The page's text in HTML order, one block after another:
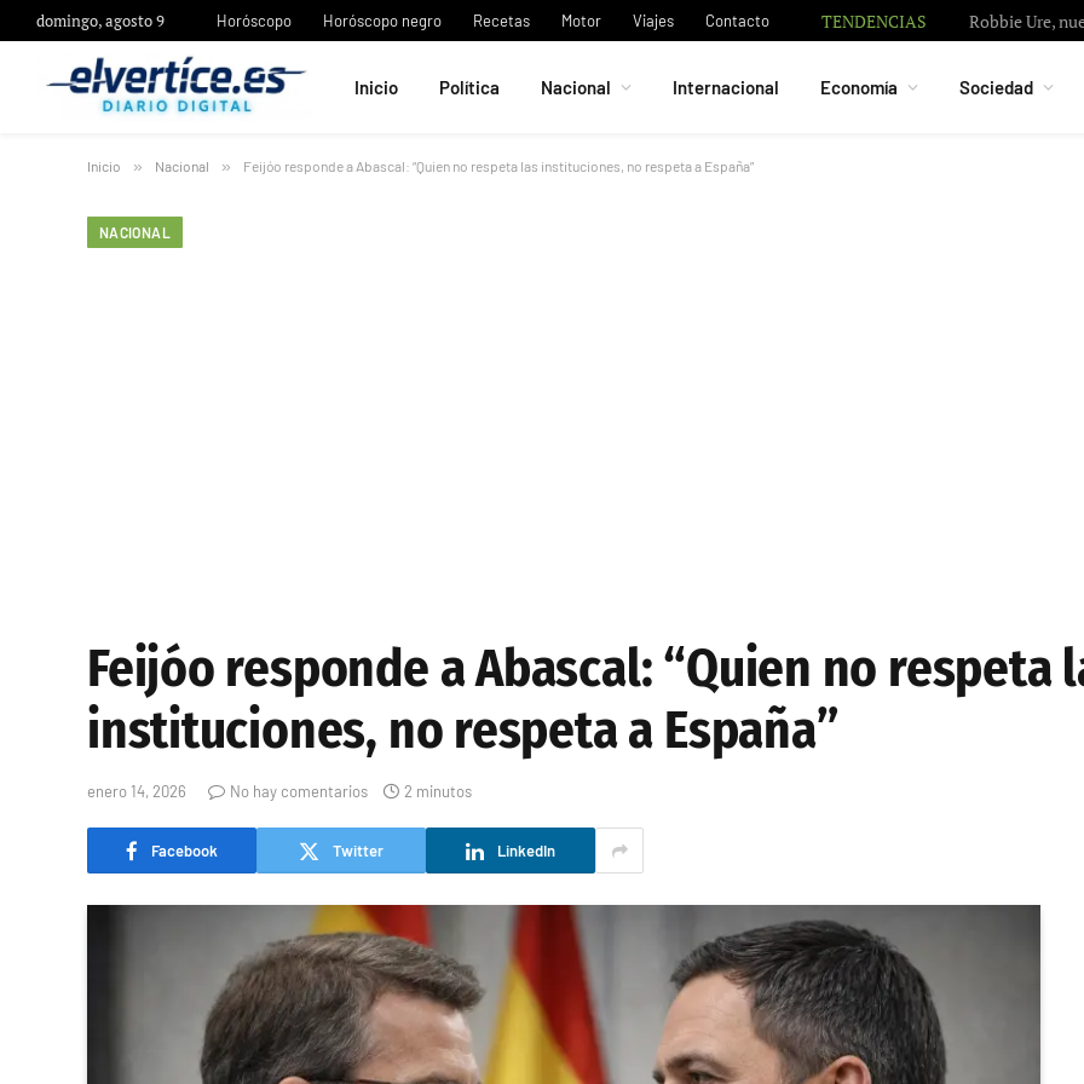
domingo, agosto 9 Horóscopo Horóscopo negro Recetas Motor Viajes Contacto TENDENCIAS Robbie Ure,
Inicio Política Nacional Internacional Economía Sociedad
Inicio » Nacional » Feijóo responde a Abascal: “Quien no respeta las instituciones, no respeta a España”
NACIONAL
Feijóo responde a Abascal: “Quien no respeta
instituciones, no respeta a España”
enero 14, 2026 No hay comentarios 2 minutos
Facebook Twitter LinkedIn